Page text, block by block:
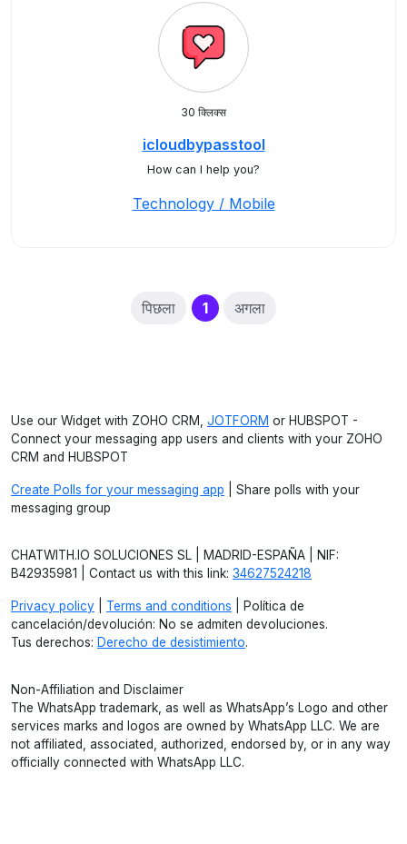
30 क्लिक्स
icloudbypasstool
How can I help you?
Technology / Mobile
पिछला 1(current)
अगला
Use our Widget with ZOHO CRM, JOTFORM or HUBSPOT -
Connect your messaging app users and clients with your ZOHO
CRM and HUBSPOT
Create Polls for your messaging app | Share polls with your
messaging group
CHATWITH.IO SOLUCIONES SL | MADRID-ESPAÑA | NIF:
B42935981 | Contact us with this link: 34627524218
Privacy policy Terms and conditions | Política de
cancelación/devolución: No se admiten devoluciones.
Tus derechos: Derecho de desistimiento.
Non-Affiliation and Disclaimer
The WhatsApp trademark, as well as WhatsApp’s Logo and other
services marks and logos are owned by WhatsApp LLC. We are
not affiliated, associated, authorized, endorsed by, or in any way
officially connected with WhatsApp LLC.